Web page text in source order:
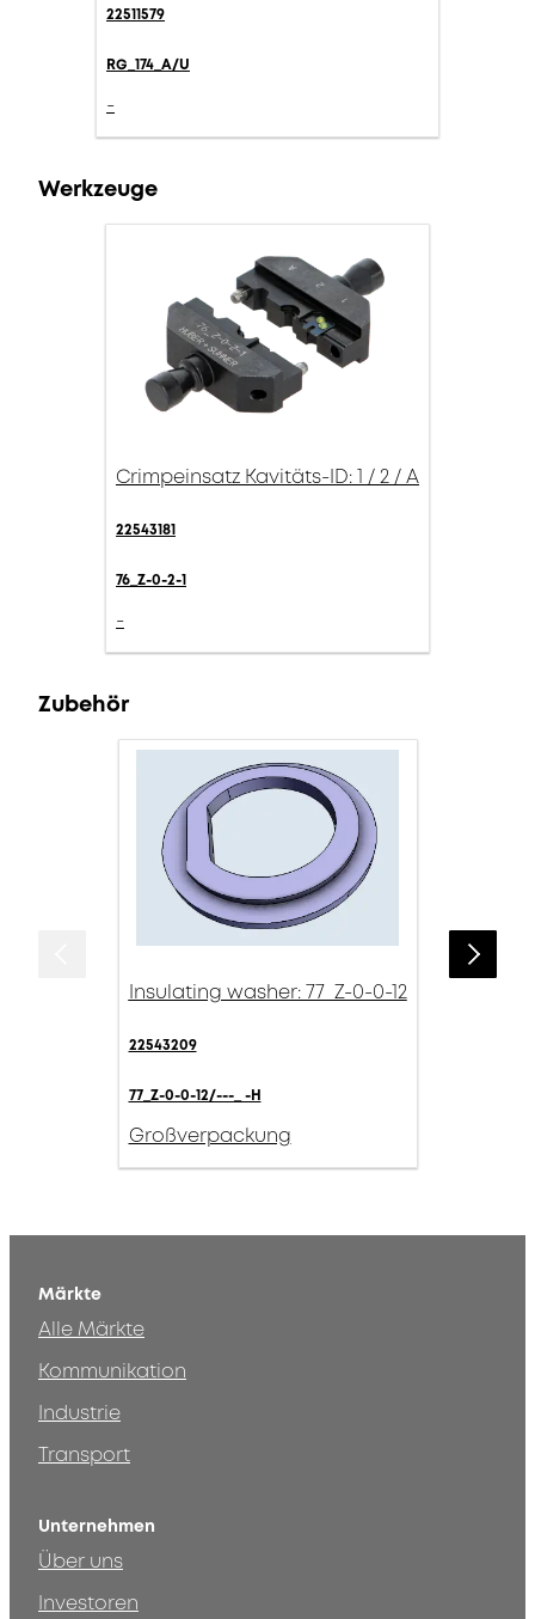
22511579
RG_174_A/U
-
Werkzeuge
Crimpeinsatz Kavitäts-ID: 1 / 2 / A
22543181
76_Z-0-2-1
-
Zubehör
Insulating washer: 77_Z-0-0-12
22543209
77_Z-0-0-12/---_ -H
Großverpackung
Märkte
Alle Märkte
Kommunikation
Industrie
Transport
Unternehmen
Über uns
Investoren